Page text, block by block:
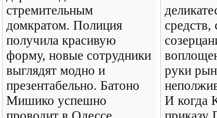
стремительным
домкратом. Полиция
получила красивую
форму, новые сотрудники
выглядят модно и
презентабельно. Батоно
Мишико успешно
средств,
руки
И когда